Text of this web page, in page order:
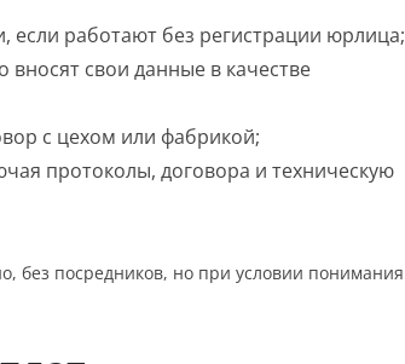
если работают без регистрации юрлица;
свои данные в качестве
с цехом или фабрикой;
протоколы, договора и техническую
без посредников, но при условии понимания